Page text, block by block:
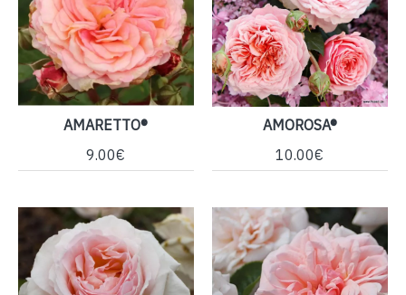
AMARETTO®
9.00€
AMOROSA®
10.00€